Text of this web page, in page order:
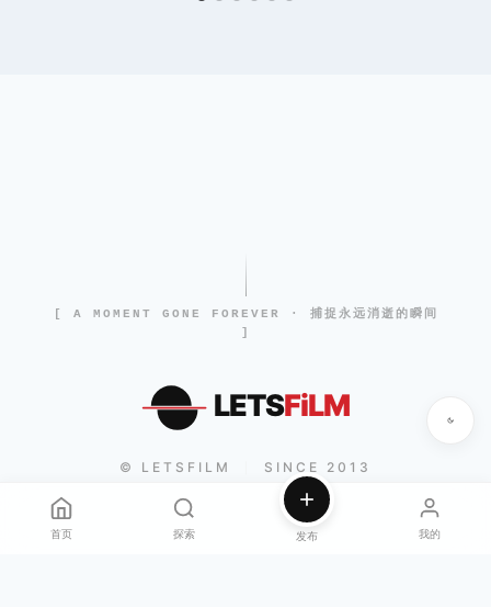
[ A MOMENT GONE FOREVER · 捕捉永远消逝的瞬间
]
LETSFiLM
© LETSFILM SINCE 2013
首页 探索 发布 我的